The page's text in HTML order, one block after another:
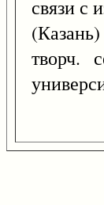
связи с
творч.